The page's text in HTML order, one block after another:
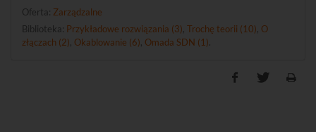
Oferta: Zarządzalne
Biblioteka: Przykładowe rozwiązania (3) Trochę teorii (10) O
złączach (2) Okablowanie (6) Omada SDN (1)